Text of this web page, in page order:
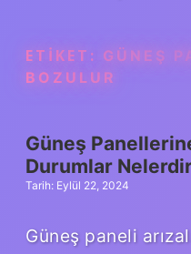
ETIKET: GÜNEŞ
BOZULUR
Güneş
Durumlar
Tarih: Eylül 22, 2024
Güneş paneli